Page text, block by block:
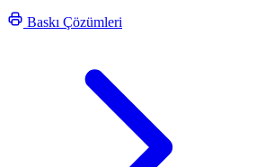
Baskı Çözümleri